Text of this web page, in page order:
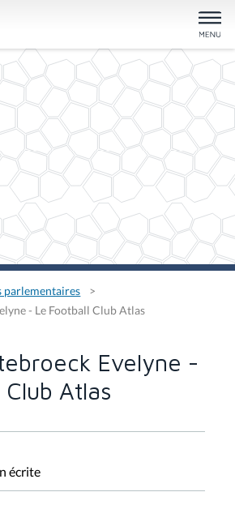
parlementaires
- Le Football Club Atlas
Evelyne -
Atlas
écrite